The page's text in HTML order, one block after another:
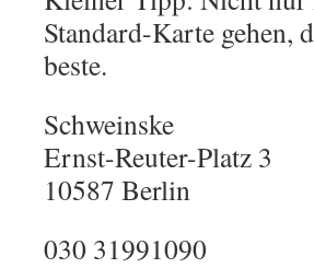
Standard-Karte gehen,
beste.
Schweinske
Ernst-Reuter-Platz 3
10587 Berlin
030 31991090